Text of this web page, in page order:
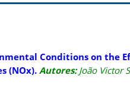
Conditions on the
(NOx). Autores: João Victor